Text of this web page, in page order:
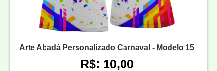
Arte Abadá Personalizado Carnaval - Modelo 15
R$: 10,00